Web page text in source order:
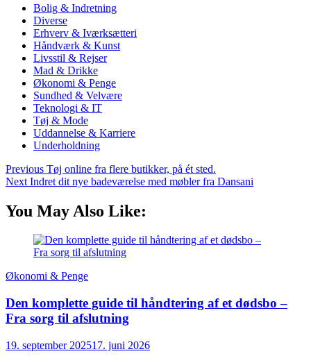
Bolig & Indretning
Diverse
Erhverv & Iværksætteri
Håndværk & Kunst
Livsstil & Rejser
Mad & Drikke
Økonomi & Penge
Sundhed & Velvære
Teknologi & IT
Tøj & Mode
Uddannelse & Karriere
Underholdning
Previous Tøj online fra flere butikker, på ét sted.
Next Indret dit nye badeværelse med møbler fra Dansani
You May Also Like:
Økonomi & Penge
Den komplette guide til håndtering af et dødsbo –
Fra sorg til afslutning
19. september 202517. juni 2026